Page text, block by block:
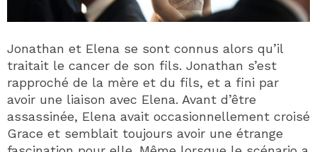
Jonathan et Elena se sont connus alors qu’il
traitait le cancer de son fils. Jonathan s’est
rapproché de la mère et du fils, et a fini par
avoir une liaison avec Elena. Avant d’être
assassinée, Elena avait occasionnellement croisé
Grace et semblait toujours avoir une étrange